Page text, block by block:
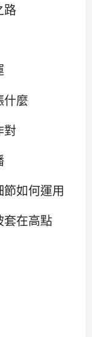
路
什麼
對
如何運用
套在高點